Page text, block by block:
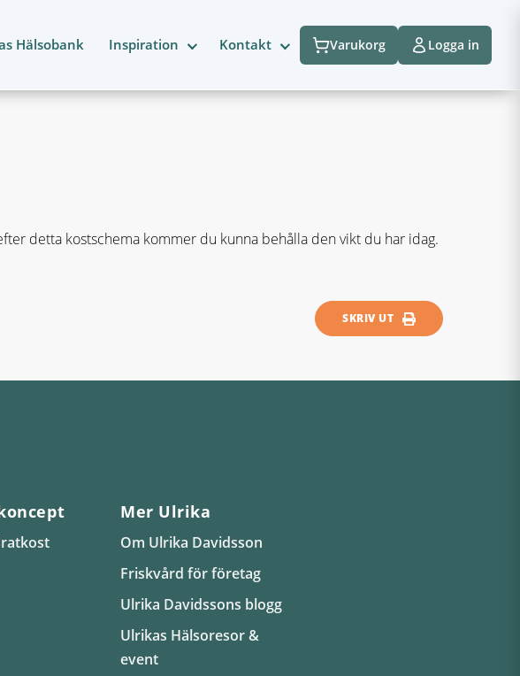
Hälsobank Inspiration Kontakt Varukorg Logga in
detta kostschema kommer du kunna behålla den vikt du har idag.
SKRIV UT
Mer Ulrika
Om Ulrika Davidsson
Friskvård för företag
Ulrika Davidssons blogg
Ulrikas Hälsoresor &
event